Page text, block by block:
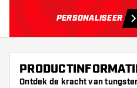
PERSONALISEER
Ontdek de kracht van